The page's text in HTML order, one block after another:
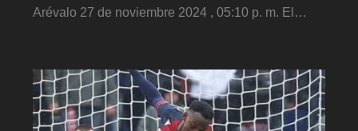
Arévalo 27 de noviembre 2024 , 05:10 p. m. El…